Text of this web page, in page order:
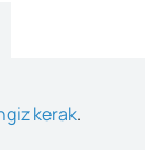
kerak.